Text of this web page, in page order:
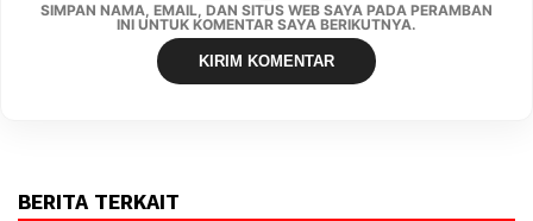
SIMPAN NAMA, EMAIL, DAN SITUS WEB SAYA PADA PERAMBAN
INI UNTUK KOMENTAR SAYA BERIKUTNYA.
BERITA TERKAIT